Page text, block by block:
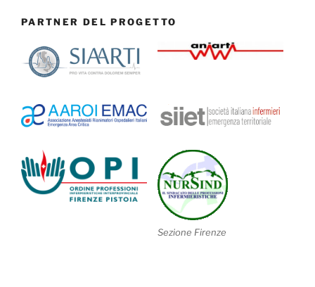
PARTNER DEL PROGETTO
Sezione Firenze